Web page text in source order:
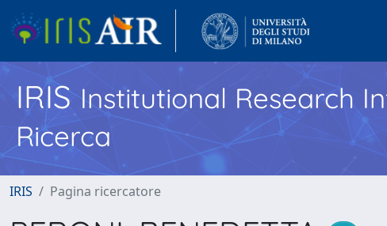
IRISInstitutional Research
Ricerca
IRIS Pagina ricercatore